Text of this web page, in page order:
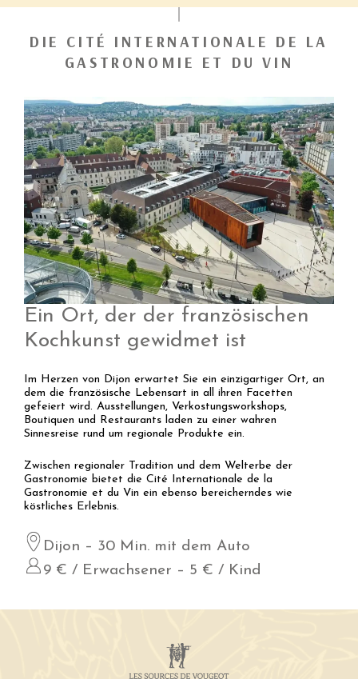
DIE CITÉ INTERNATIONALE DE LA
GASTRONOMIE ET DU VIN
Ein Ort, der der französischen
Kochkunst gewidmet ist
Im Herzen von Dijon erwartet Sie ein einzigartiger Ort, an
dem die französische Lebensart in all ihren Facetten
gefeiert wird. Ausstellungen, Verkostungsworkshops,
Boutiquen und Restaurants laden zu einer wahren
Sinnesreise rund um regionale Produkte ein.
Zwischen regionaler Tradition und dem Welterbe der
Gastronomie bietet die Cité Internationale de la
Gastronomie et du Vin ein ebenso bereicherndes wie
köstliches Erlebnis.
Dijon – 30 Min. mit dem Auto
9 € / Erwachsener – 5 € / Kind